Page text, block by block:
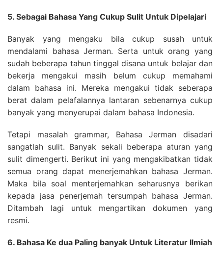
5. Sebagai Bahasa Yang Cukup Sulit Untuk Dipelajari
Banyak yang mengaku bila cukup susah untuk
mendalami bahasa Jerman. Serta untuk orang yang
sudah beberapa tahun tinggal disana untuk belajar dan
bekerja mengakui masih belum cukup memahami
dalam bahasa ini. Mereka mengakui tidak seberapa
berat dalam pelafalannya lantaran sebenarnya cukup
banyak yang menyerupai dalam bahasa Indonesia.
Tetapi masalah grammar, Bahasa Jerman disadari
sangatlah sulit. Banyak sekali beberapa aturan yang
sulit dimengerti. Berikut ini yang mengakibatkan tidak
semua orang dapat menerjemahkan bahasa Jerman.
Maka bila soal menterjemahkan seharusnya berikan
kepada jasa penerjemah tersumpah bahasa Jerman.
Ditambah lagi untuk mengartikan dokumen yang
resmi.
6. Bahasa Ke dua Paling banyak Untuk Literatur Ilmiah